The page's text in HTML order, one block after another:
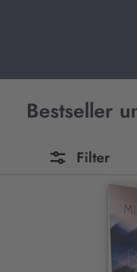
Bestseller
Filter